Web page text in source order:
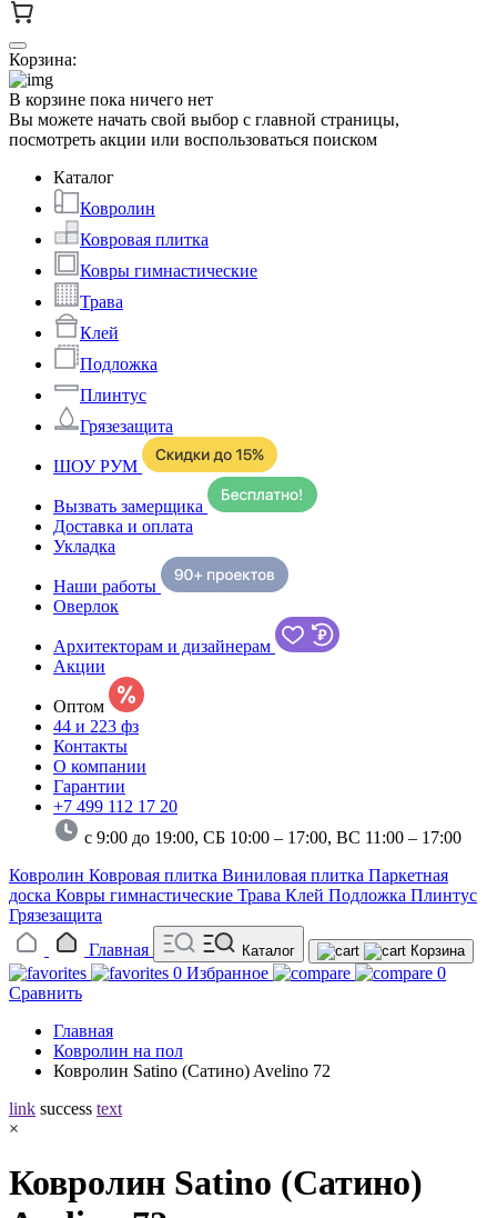
Корзина:
В корзине пока ничего нет
Вы можете начать свой выбор с главной страницы,
посмотреть акции или воспользоваться поиском
Каталог
Ковролин
Ковровая плитка
Ковры гимнастические
Трава
Клей
Подложка
Плинтус
Грязезащита
ШОУ РУМ
Вызвать замерщика
Доставка и оплата
Укладка
Наши работы
Оверлок
Архитекторам и дизайнерам
Акции
Оптом
44 и 223 фз
Контакты
О компании
Гарантии
+7 499 112 17 20
с 9:00 до 19:00, СБ 10:00 – 17:00, ВС 11:00 – 17:00
Ковролин Ковровая плитка Виниловая плитка Паркетная
доска Ковры гимнастические Трава Клей Подложка Плинтус
Грязезащита
Главная
Каталог Корзина
0 Избранное
0
Сравнить
Главная
Ковролин на пол
Ковролин Satino (Сатино) Avelino 72
link success text
×
Ковролин Satino (Сатино)